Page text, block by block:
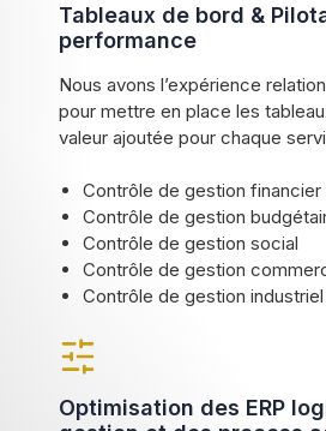
Tableaux de bord &
performance
Nous avons l’expérience
pour mettre en place les
valeur ajoutée pour chaque
Contrôle de gestion financier
Contrôle de gestion
Contrôle de gestion social
Contrôle de gestion
Contrôle de gestion industriel
Optimisation des ERP